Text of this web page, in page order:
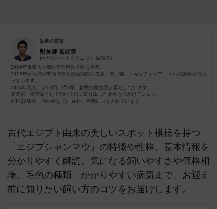
記事の監修
獣医師 葛野宗
(かどのペットクリニック 副院長)
2009年麻布大学獣医学部獣医学科を卒業。
2015年から横浜市内で妻と動物病院を営み、犬、猫、エキゾチックアニマルの診療を行な
っています。
2024年現在、犬10頭、猫3頭、多数の爬虫類と暮らしています。
愛犬家、愛猫家として飼い主様に寄り添った診療を心がけています。
内科(循環器、内分泌など)、歯科、産科に力を入れています。
古代エジプト由来の美しいスポット模様を持つ
「エジプシャンマウ」の特徴や性格、基本情報を
分かりやすく解説。気になる飼いやすさや価格相
場、毛色の種類、かかりやすい病気まで、お迎え
前に知りたい飼い方のコツをお届けします。